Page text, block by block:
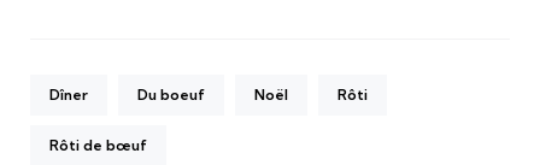
Dîner Du boeuf Noël Rôti
Rôti de bœuf